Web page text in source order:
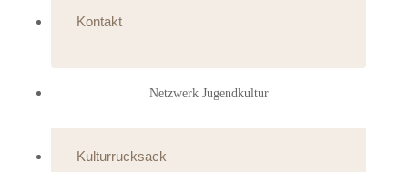
Kontakt
Netzwerk Jugendkultur
Kulturrucksack